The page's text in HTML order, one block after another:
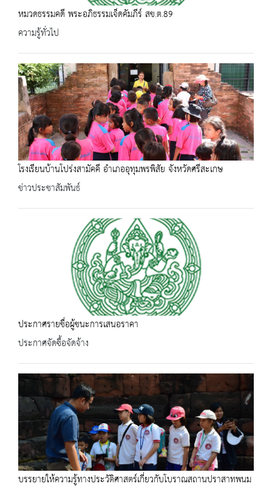
หมวดธรรมคดี พระอภิธรรมเจ็ดคัมภีร์ สข.ต.89
ความรู้ทั่วไป
โรงเรียนบ้านโปร่งสามัคคี อำเภออุทุมพรพิสัย จังหวัดศรีสะเกษ
ข่าวประชาสัมพันธ์
ประกาศรายชื่อผู้ชนะการเสนอราคา
ประกาศจัดซื้อจัดจ้าง
บรรยายให้ความรู้ทางประวัติศาสตร์เกี่ยวกับโบราณสถานปราสาทพนม